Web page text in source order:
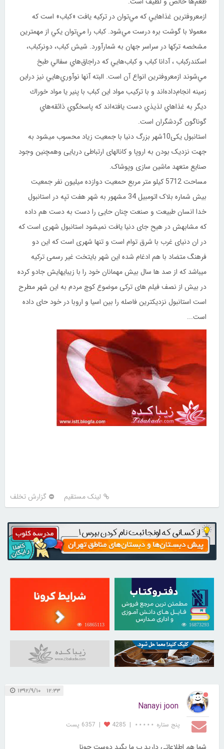
ازمعروفترين غذاهايي كه مي‌توان در تركيه يافت «كباب» است كه
معمولا با گوشت بره درست مي‌شود. كباب را مي‌توان يكي از مهمترين
مشخصه تركها در سراسر جهان به شمارآورد. شيش كباب، دونركباب،
اسكندركباب ، آدانا كباب و كباب‌هايي كه دراجاق‌هاي سفالي طبخ
مي‌شوند ازمعروفترين انواع آن است. البته آنها نوآوري‌هايي نيز دراين
زمينه انجام‌داده‌اند و با تركيب مواد اين كباب با پنير يا مواد خوراك
ديگر به غذاهاي لذيذي دست يافته‌اند كه پاسخگوي ذائقه‌هاي
گوناگون گردشگران است.
استانبول یکی10شهر بزرگ دنیا با جمعیت زیاد محسوب میشود به
جهت نزدیک بودن به اروپا و کانالهای ارتباطی دریایی وهمچنین وجود
صنایع متعهد ماشین سازی وپوشاک.
مساحت 5712 کیلو متر مربع حمعیت دوازده میلیون نفر جمعیت
بیش شماره بلاک اتومبیل 34 مشهور به شهر هفت تپه در استانبول
خدا انسان طبیعت و صنعت چنان حایی را دست به دست هم داده
که مشابهش در هیح جای دنیا یافت نمیشود استانبول شهری است که
در ان دنیای غرب با شرق توام است و تنها شهری است که این دو
فرهنگ متضاد با هم ادغام شده این شهر بایتخت غیر رسمی ترکیه
میباشد که از صد ها سال بیش مهمانان خود را با زیبایهایش جادو کرده
در بیش از نصف فیلم های ترکی موضوع کوچ مردم به این شهر مطرح
است استانبول نزدیکترین فاصله را بین اسیا و اروبا در خود حای داده
است...
لینک مستقیم گزارش تخلف
16873293
16865113
31037065
۱۲:۳۳ ۱۳۹۲/۹/۱۰
Nanayi joon
پنج ستاره ⋆⋆⋆⋆⋆ |
4285
| 6357 پست